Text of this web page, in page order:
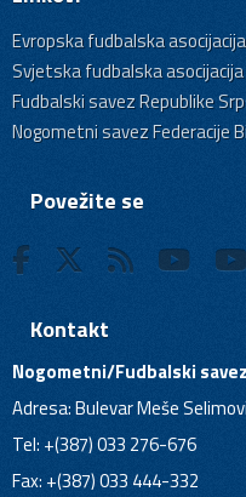
Evropska fudbalska asocijacija
Svjetska fudbalska asocijacija
Fudbalski savez Republike
Nogometni savez Federacije
Povežite se
Kontakt
Nogometni/Fudbalski
Adresa: Bulevar Meše
Tel: +(387) 033 276-676
Fax: +(387) 033 444-332